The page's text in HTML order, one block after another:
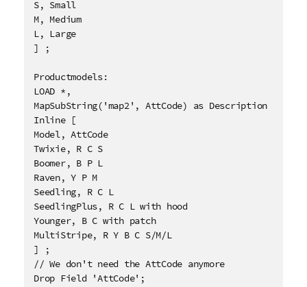
S, Small
M, Medium
L, Large
] ;
Productmodels:
LOAD *,
MapSubString('map2', AttCode) as Description
Inline [
Model, AttCode
Twixie, R C S
Boomer, B P L
Raven, Y P M
Seedling, R C L
SeedlingPlus, R C L with hood
Younger, B C with patch
MultiStripe, R Y B C S/M/L
] ;
// We don't need the AttCode anymore
Drop Field 'AttCode';